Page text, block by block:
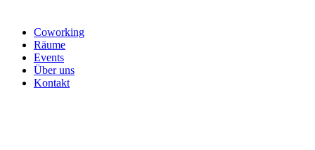
Coworking
Räume
Events
Über uns
Kontakt